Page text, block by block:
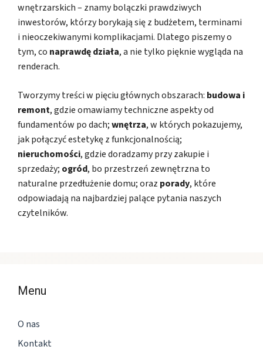
wnętrzarskich – znamy bolączki prawdziwych
inwestorów, którzy borykają się z budżetem, terminami
i nieoczekiwanymi komplikacjami. Dlatego piszemy o
tym, co naprawdę działa, a nie tylko pięknie wygląda na
renderach.
Tworzymy treści w pięciu głównych obszarach: budowa i
remont, gdzie omawiamy techniczne aspekty od
fundamentów po dach;wnętrza, w których pokazujemy,
jak połączyć estetykę z funkcjonalnością;
nieruchomości, gdzie doradzamy przy zakupie i
sprzedaży; ogród, bo przestrzeń zewnętrzna to
naturalne przedłużenie domu; oraz porady, które
odpowiadają na najbardziej palące pytania naszych
czytelników.
Menu
O nas
Kontakt